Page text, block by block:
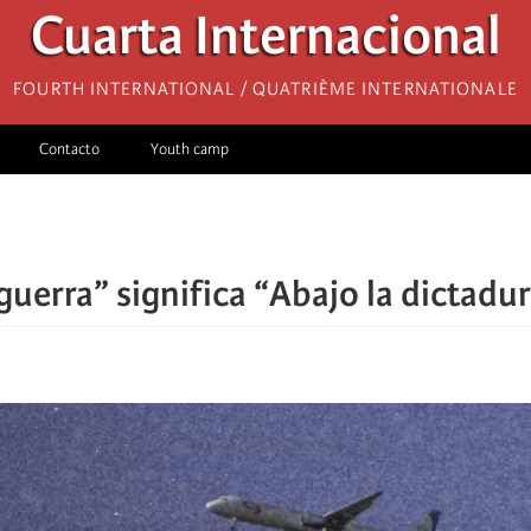
Cuarta Internacional
Fourth International / Quatrième internationale
Contacto Youth camp
significa “Abajo la